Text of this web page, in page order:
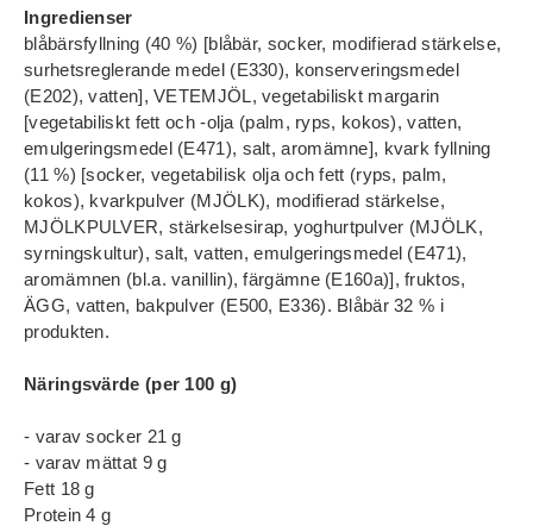
Ingredienser
blåbärsfyllning (40 %) [blåbär, socker, modifierad stärkelse,
surhetsreglerande medel (E330), konserveringsmedel
(E202), vatten], VETEMJÖL, vegetabiliskt margarin
[vegetabiliskt fett och -olja (palm, ryps, kokos), vatten,
emulgeringsmedel (E471), salt, aromämne], kvark fyllning
(11 %) [socker, vegetabilisk olja och fett (ryps, palm,
kokos), kvarkpulver (MJÖLK), modifierad stärkelse,
MJÖLKPULVER, stärkelsesirap, yoghurtpulver (MJÖLK,
syrningskultur), salt, vatten, emulgeringsmedel (E471),
aromämnen (bl.a. vanillin), färgämne (E160a)], fruktos,
ÄGG, vatten, bakpulver (E500, E336). Blåbär 32 % i
produkten.
Näringsvärde (per 100 g)
- varav socker 21 g
- varav mättat 9 g
Fett 18 g
Protein 4 g